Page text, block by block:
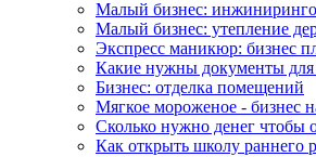
Малый бизнес:
Малый бизнес: утепление
Экспресс маникюр: бизнес
Какие нужны документы для
Бизнес: отделка помещений
Мягкое мороженое - бизнес
Сколько нужно денег чтобы
Как открыть школу раннего